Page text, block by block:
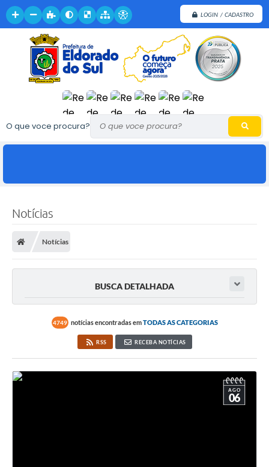
LOGIN / CADASTRO
O que voce procura?
Notícias
Notícias
BUSCA DETALHADA
4749 notícias encontradas emTODAS AS CATEGORIAS
RSS RECEBA NOTÍCIAS
AGO
06